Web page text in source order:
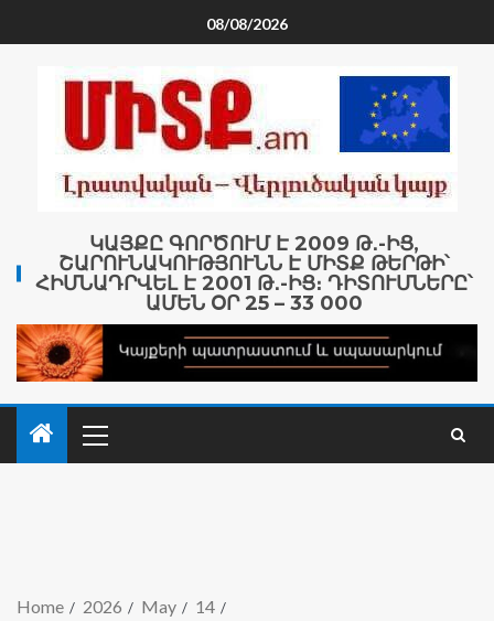
08/08/2026
ԿԱՅՔԸ ԳՈՐԾՈՒՄ Է 2009 Թ․-ԻՑ,
ՇԱՐՈՒՆԱԿՈՒԹՅՈՒՆՆ Է ՄԻՏՔ ԹԵՐԹԻ՝
ՀԻՄՆԱԴՐՎԵԼ Է 2001 Թ․-ԻՑ։ ԴԻՏՈՒՄՆԵՐԸ՝
ԱՄԵՆ ՕՐ 25 – 33 000
Home 2026 May
14